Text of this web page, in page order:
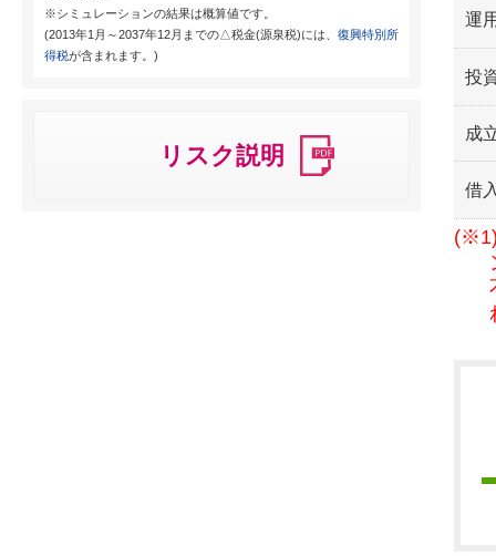
※シミュレーションの結果は概算値です。
(2013年1月～2037年12月までの△税金(源泉税)には、 復興特別所
得税が含まれます。)
リスク説明
運
投
成
借
(※1)